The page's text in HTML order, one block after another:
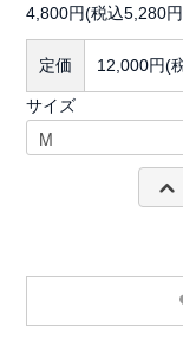
4,800円(税込5,280
定価 12,000円(
サイズ